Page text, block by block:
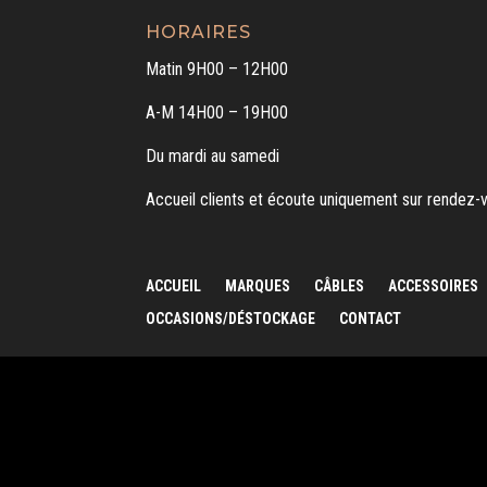
HORAIRES
Matin 9H00 – 12H00
A-M 14H00 – 19H00
Du mardi au samedi
Accueil clients et écoute uniquement sur rendez-
ACCUEIL MARQUES CÂBLES
ACCESSOIRES
OCCASIONS/DÉSTOCKAGE
CONTACT